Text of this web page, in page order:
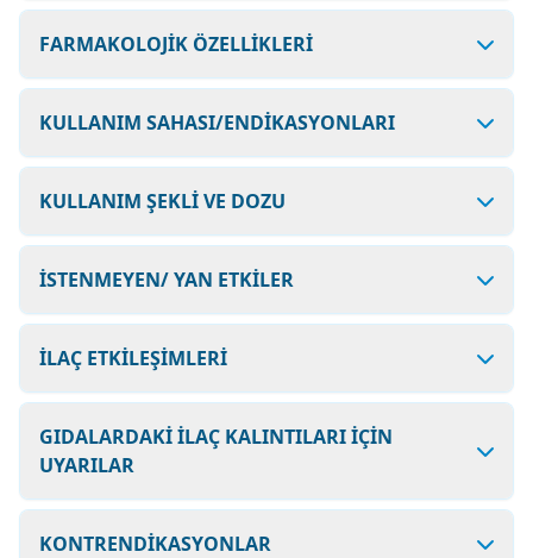
FARMAKOLOJİK ÖZELLİKLERİ
KULLANIM SAHASI/ENDİKASYONLARI
KULLANIM ŞEKLİ VE DOZU
İSTENMEYEN/ YAN ETKİLER
İLAÇ ETKİLEŞİMLERİ
GIDALARDAKİ İLAÇ KALINTILARI İÇİN
UYARILAR
KONTRENDİKASYONLAR